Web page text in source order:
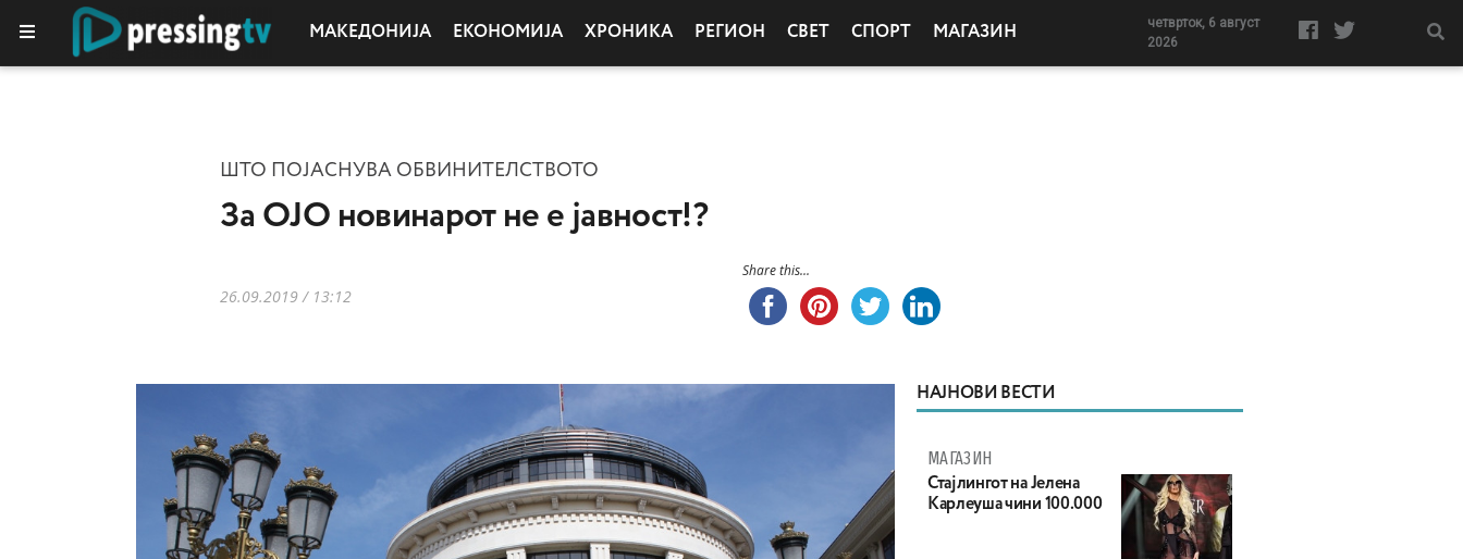
МАКЕДОНИЈА ЕКОНОМИЈА ХРОНИКА РЕГИОН СВЕТ СПОРТ МАГАЗИН
четврток, 6 август
2026
ШТО ПОЈАСНУВА ОБВИНИТЕЛСТВОТО
За ОЈО новинарот не е јавност!?
26.09.2019 / 13:12
Share this...
НАЈНОВИ ВЕСТИ
МАГАЗИН
Стајлингот на Јелена
Карлеуша чини 100.000